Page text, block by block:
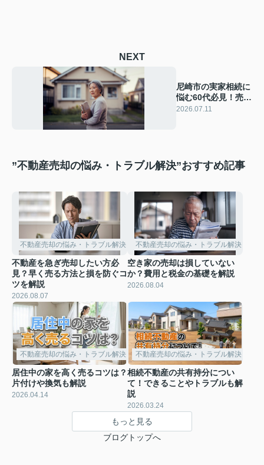
NEXT
尼崎市の実家相続に
悩む60代必見！売却
の流れと税金を分か
2026.07.11
”不動産売却の悩み・トラブル解決”おすすめ記事
不動産売却の悩み・トラブル解決
不動産を急ぎ売却したい方必
見？早く売る方法と損を防ぐコ
ツを解説
2026.08.07
不動産売却の悩み・トラブル解決
空き家の売却は損していない
か？費用と税金の基礎を解説
2026.08.04
不動産売却の悩み・トラブル解決
居住中の家を高く売るコツは？
片付けや換気も解説
2026.04.14
不動産売却の悩み・トラブル解決
相続不動産の共有持分につい
て！できることやトラブルも解
説
2026.03.24
もっと見る
ブログトップへ